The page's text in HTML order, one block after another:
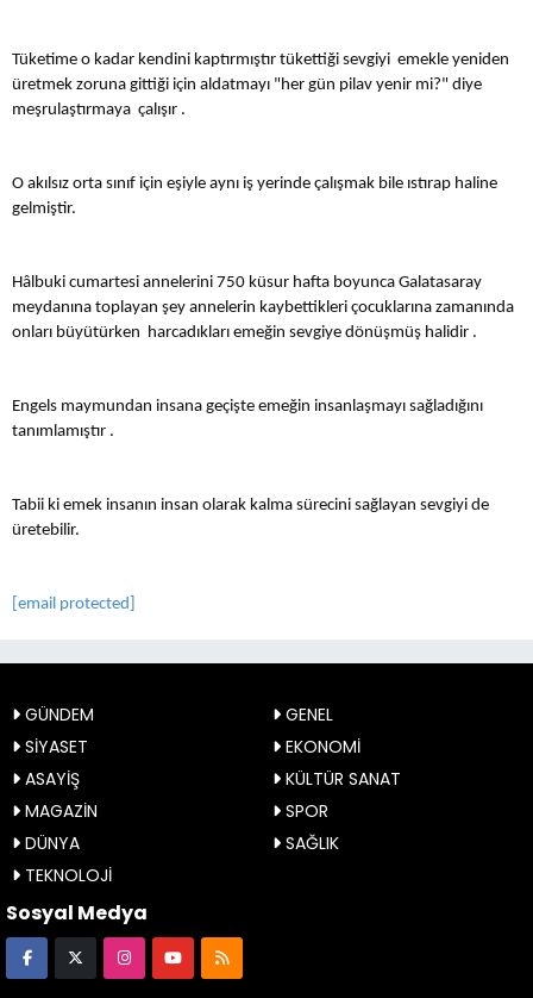
Tüketime o kadar kendini kaptırmıştır tükettiği sevgiyi emekle yeniden
üretmek zoruna gittiği için aldatmayı "her gün pilav yenir mi?" diye
meşrulaştırmaya çalışır .
O akılsız orta sınıf için eşiyle aynı iş yerinde çalışmak bile ıstırap haline
gelmiştir.
Hâlbuki cumartesi annelerini 750 küsur hafta boyunca Galatasaray
meydanına toplayan şey annelerin kaybettikleri çocuklarına zamanında
onları büyütürken harcadıkları emeğin sevgiye dönüşmüş halidir .
Engels maymundan insana geçişte emeğin insanlaşmayı sağladığını
tanımlamıştır .
Tabii ki emek insanın insan olarak kalma sürecini sağlayan sevgiyi de
üretebilir.
[email protected]
GÜNDEM
GENEL
SİYASET
EKONOMİ
ASAYİŞ
KÜLTÜR SANAT
MAGAZİN
SPOR
DÜNYA
SAĞLIK
TEKNOLOJİ
Sosyal Medya